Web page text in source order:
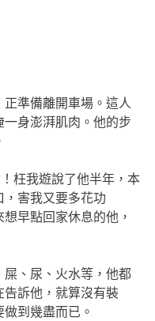
準備離開車場。這人
身澎湃肌肉。他的步
枉我遊說了他半年，本
害我又要多花功
早點回家休息的他，
、尿、火水等，他都
訴他，就算沒有裝
到幾盡而已。